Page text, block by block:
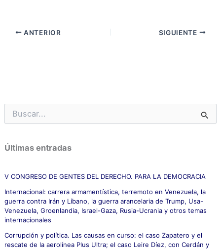
ANTERIOR SIGUIENTE
u
c
a
p
r
:
Últimas entradas
V CONGRESO DE GENTES DEL DERECHO. PARA LA DEMOCRACIA
Internacional: carrera armamentística, terremoto en Venezuela, la
guerra contra Irán y Líbano, la guerra arancelaria de Trump, Usa-
Venezuela, Groenlandia, Israel-Gaza, Rusia-Ucrania y otros temas
internacionales
Corrupción y política. Las causas en curso: el caso Zapatero y el
rescate de la aerolínea Plus Ultra; el caso Leire Díez, con Cerdán y